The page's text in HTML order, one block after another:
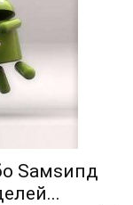
Ѕамѕипд